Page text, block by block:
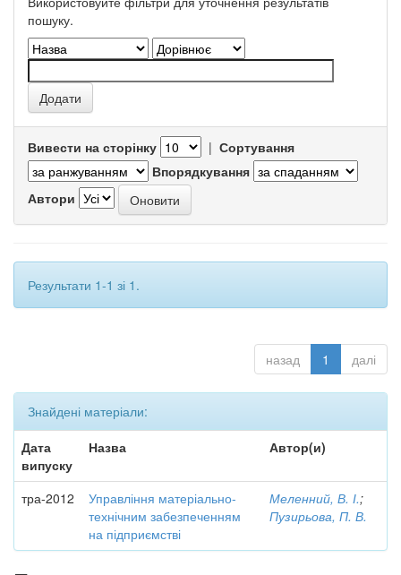
пошуку.
Вивести на сторінку | Сортування
Впорядкування
Автори
Результати 1-1 зі 1.
назад 1 далі
Знайдені матеріали:
Дата
випуску
Назва Автор(и)
тра-2012
Управління матеріально-
технічним забезпеченням
на підприємстві
Меленний, В. І.;
Пузирьова, П. В.